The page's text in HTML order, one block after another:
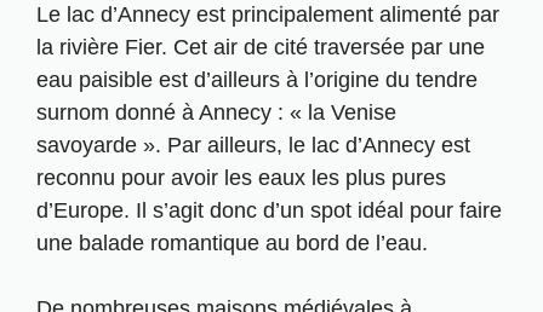
Le lac d’Annecy est principalement alimenté par
la rivière Fier. Cet air de cité traversée par une
eau paisible est d’ailleurs à l’origine du tendre
surnom donné à Annecy : « la Venise
savoyarde ». Par ailleurs, le lac d’Annecy est
reconnu pour avoir les eaux les plus pures
d’Europe. Il s’agit donc d’un spot idéal pour faire
une balade romantique au bord de l’eau.